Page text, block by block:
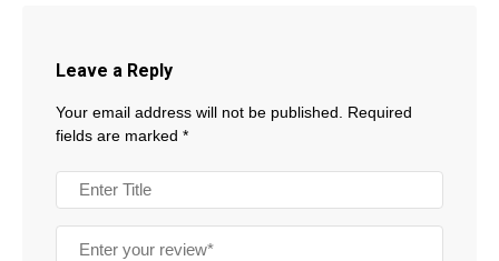
Leave a Reply
Your email address will not be published.
Required
fields are marked *